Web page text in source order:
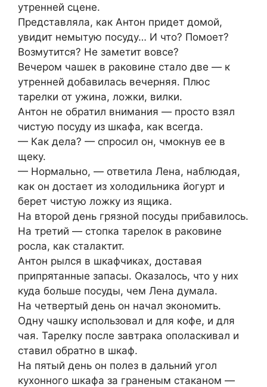
утренней сцене.
Представляла, как Антон придет домой,
увидит немытую посуду… И что? Помоет?
Возмутится? Не заметит вовсе?
Вечером чашек в раковине стало две — к
утренней добавилась вечерняя. Плюс
тарелки от ужина, ложки, вилки.
Антон не обратил внимания — просто взял
чистую посуду из шкафа, как всегда.
— Как дела? — спросил он, чмокнув ее в
щеку.
— Нормально, — ответила Лена, наблюдая,
как он достает из холодильника йогурт и
берет чистую ложку из ящика.
На второй день грязной посуды прибавилось.
На третий — стопка тарелок в раковине
росла, как сталактит.
Антон рылся в шкафчиках, доставая
припрятанные запасы. Оказалось, что у них
куда больше посуды, чем Лена думала.
На четвертый день он начал экономить.
Одну чашку использовал и для кофе, и для
чая. Тарелку после завтрака ополаскивал и
ставил обратно в шкаф.
На пятый день он полез в дальний угол
кухонного шкафа за граненым стаканом —